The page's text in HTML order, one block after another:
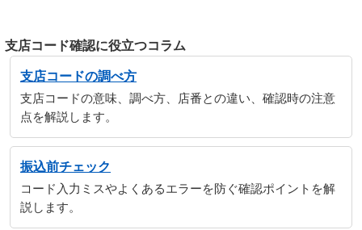
支店コード確認に役立つコラム
支店コードの調べ方
支店コードの意味、調べ方、店番との違い、確認時の注意
点を解説します。
振込前チェック
コード入力ミスやよくあるエラーを防ぐ確認ポイントを解
説します。